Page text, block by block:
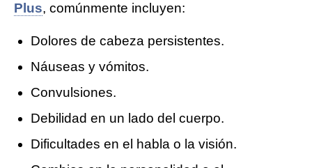
Plus, comúnmente incluyen:
Dolores de cabeza persistentes.
Náuseas y vómitos.
Convulsiones.
Debilidad en un lado del cuerpo.
Dificultades en el habla o la visión.